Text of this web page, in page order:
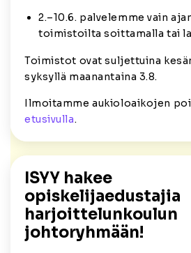
2.–10.6. palvelemme vain
toimistoilta soittamalla tai
Toimistot ovat suljettuina
syksyllä maanantaina 3.8.
Ilmoitamme aukioloaikojen
etusivulla.
ISYY hakee
opiskelijaedustajia
harjoittelunkoulun
johtoryhmään!